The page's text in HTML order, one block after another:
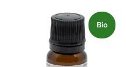
energizzante.
Bio